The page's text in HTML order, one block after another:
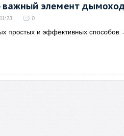
элемент
0
простых и эффективных способов